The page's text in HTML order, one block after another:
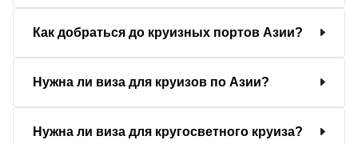
Как добраться до круизных портов Азии?
Нужна ли виза для круизов по Азии?
Нужна ли виза для кругосветного круиза?